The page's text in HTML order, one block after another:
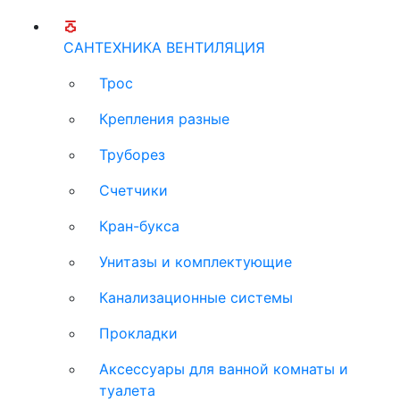
САНТЕХНИКА ВЕНТИЛЯЦИЯ
Трос
Крепления разные
Труборез
Счетчики
Кран-букса
Унитазы и комплектующие
Канализационные системы
Прокладки
Аксессуары для ванной комнаты и
туалета